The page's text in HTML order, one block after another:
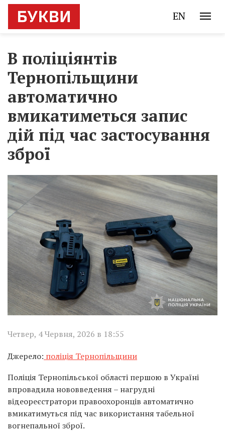
EN
В поліціянтів
Тернопільщини
автоматично
вмикатиметься запис
дій під час застосування
зброї
Четвер, 4 Червня, 2026 в 18:55
Джерело: поліція Тернопільщини
Поліція Тернопільської області першою в Україні
впровадила нововведення – нагрудні
відеореєстратори правоохоронців автоматично
вмикатимуться під час використання табельної
вогнепальної зброї.